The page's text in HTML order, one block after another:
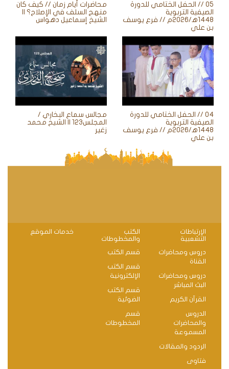
محاضرات أيام زمان // كيف كان
منهج السلف في الإصلاح؟ ||
الشيخ إسماعيل دهواس
05 // الحفل الختامي للدورة
الصيفية التربوية
1448ه‍/2026م // فرع يوسف
بن علي
مجالس سماع البخاري /
المجلس123 || الشيخ محمد
زغير
04 // الحفل الختامي للدورة
الصيفية التربوية
1448ه‍/2026م // فرع يوسف
بن علي
الإرتباطات
التشعبية
دروس ومحاضرات
القناة
دروس ومحاضرات
البث المباشر
القرآن الكريم
الدروس
والمحاضرات
المسموعة
الردود والمقالات
فتاوى
الكتب
والمخطوطات
قسم الكتب
قسم الكتب
الإلكترونية
قسم الكتب
الضوئية
قسم
المخطوطات
خدمات الموقع